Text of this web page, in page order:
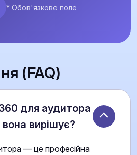
* Обов'язкове поле
(FAQ)
для аудитора
вона вирішує?
— це професійна